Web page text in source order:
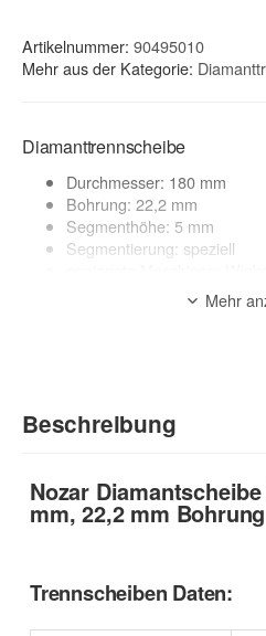
Artikelnummer: 90495010
Mehr aus der Kategorie:
Diamanttrennscheibe
Durchmesser: 180 mm
Bohrung: 22,2 mm
Segmenthöhe: 5 mm
Segmentierung: speziell
Anwendung: TrockenMehr
Beschreibung
Nozar
mm, 22,2 mm Bohrung
Trennscheiben Daten: